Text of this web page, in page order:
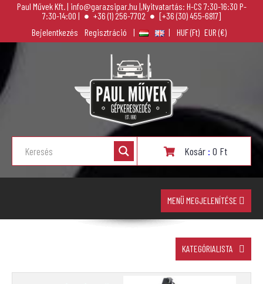
Paul Művek Kft. | info@garazsipar.hu |,Nyitvatartás: H-CS 7:30-16:30 P-
7:30-14:00 |
+36 (1) 256-7702
[+36 (30) 455-6817]
Bejelentkezés
Regisztráció | |
Kosár: 0 Ft
MENÜ MEGJELENÍTÉSE
KATEGÓRIALISTA